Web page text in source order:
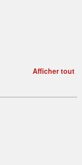
Afficher tout